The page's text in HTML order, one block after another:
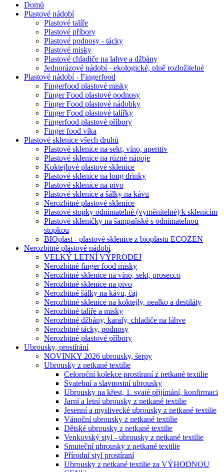
Domů
Plastové nádobí
Plastové talíře
Plastové příbory
Plastové podnosy - tácky
Plastové misky
Plastové chladiče na lahve a džbány
Jednorázové nádobí - ekologické, plně rozložitelné
Plastové nádobí - Fingerfood
Fingerfood plastové misky
Finger Food plastové podnosy
Finger Food plastové nádobky
Finger Food plastové talířky
Fingerfood plastové příbory
Finger food víka
Plastové sklenice všech druhů
Plastové sklenice na sekt, víno, aperitiv
Plastové sklenice na různé nápoje
Koktejlové plastové sklenice
Plastové sklenice na long drinky
Plastové sklenice na pivo
Plastové sklenice a šálky na kávu
Nerozbitné plastové sklenice
Plastové stopky odnímatelné (vyměnitelné) k sklenicím
Plastové skleničky na šampaňské s odnímatelnou
stopkou
BIOplast - plastové sklenice z bioplastu ECOZEN
Nerozbitné plastové nádobí
VELKÝ LETNÍ VÝPRODEJ
Nerozbitné finger food misky
Nerozbitné sklenice na víno, sekt, prosecco
Nerozbitné sklenice na pivo
Nerozbitné šálky na kávu, čaj
Nerozbitné sklenice na koktejly, nealko a destiláty
Nerozbitné talíře a misky
Nerozbitné džbány, karafy, chladiče na láhve
Nerozbitné tácky, podnosy
Nerozbitné plastové příbory
Ubrousky, prostírání
NOVINKY 2026 ubrousky, šerpy
Ubrousky z netkané textilie
Celoroční kolekce prostíraní z netkané textilie
Svatební a slavnostní ubrousky
Ubrousky na křest, 1. svaté přijímání, konfirmaci
Jarní a letní ubrousky z netkané textilie
Jesenní a myslivecké ubrousky z netkané textilie
Vánoční ubrousky z netkané textilie
Dětské ubrousky z netkané textilie
Venkovský styl - ubrousky z netkané textilie
Smuteční ubrousky z netkané textilie
Přírodní styl prostíraní
Ubrousky z netkané textilie za VÝHODNOU